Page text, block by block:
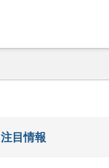
注目情報